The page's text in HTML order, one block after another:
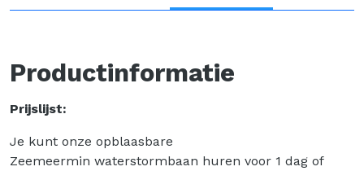
Productinformatie
Prijslijst:
Je kunt onze opblaasbare
Zeemeermin waterstormbaan huren voor 1 dag of